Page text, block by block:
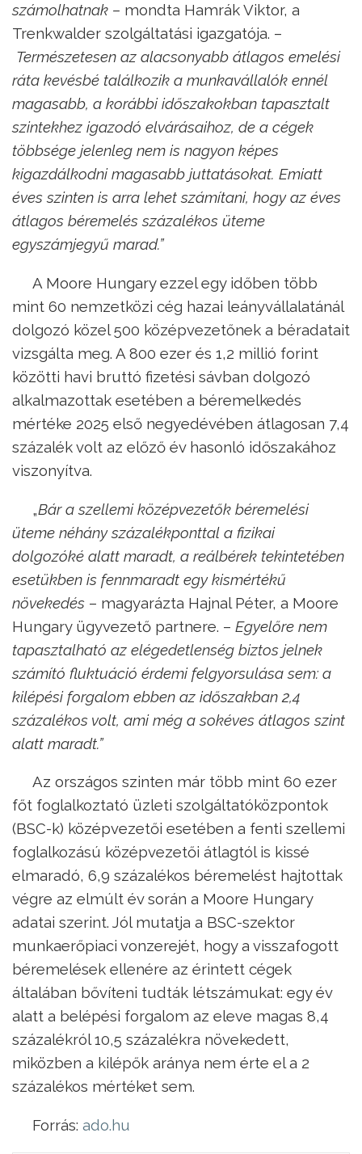
számolhatnak – mondta Hamrák Viktor, a
Trenkwalder szolgáltatási igazgatója. –
Természetesen az alacsonyabb átlagos emelési
ráta kevésbé találkozik a munkavállalók ennél
magasabb, a korábbi időszakokban tapasztalt
szintekhez igazodó elvárásaihoz, de a cégek
többsége jelenleg nem is nagyon képes
kigazdálkodni magasabb juttatásokat. Emiatt
éves szinten is arra lehet számítani, hogy az éves
átlagos béremelés százalékos üteme
egyszámjegyű marad.”
A Moore Hungary ezzel egy időben több
mint 60 nemzetközi cég hazai leányvállalatánál
dolgozó közel 500 középvezetőnek a béradatait
vizsgálta meg. A 800 ezer és 1,2 millió forint
közötti havi bruttó fizetési sávban dolgozó
alkalmazottak esetében a béremelkedés
mértéke 2025 első negyedévében átlagosan 7,4
százalék volt az előző év hasonló időszakához
viszonyítva.
„Bár a szellemi középvezetők béremelési
üteme néhány százalékponttal a fizikai
dolgozóké alatt maradt, a reálbérek tekintetében
esetükben is fennmaradt egy kismértékű
növekedés – magyarázta Hajnal Péter, a Moore
Hungary ügyvezető partnere. – Egyelőre nem
tapasztalható az elégedetlenség biztos jelnek
számító fluktuáció érdemi felgyorsulása sem: a
kilépési forgalom ebben az időszakban 2,4
százalékos volt, ami még a sokéves átlagos szint
alatt maradt.”
Az országos szinten már több mint 60 ezer
főt foglalkoztató üzleti szolgáltatóközpontok
(BSC-k) középvezetői esetében a fenti szellemi
foglalkozású középvezetői átlagtól is kissé
elmaradó, 6,9 százalékos béremelést hajtottak
végre az elmúlt év során a Moore Hungary
adatai szerint. Jól mutatja a BSC-szektor
munkaerőpiaci vonzerejét, hogy a visszafogott
béremelések ellenére az érintett cégek
általában bővíteni tudták létszámukat: egy év
alatt a belépési forgalom az eleve magas 8,4
százalékról 10,5 százalékra növekedett,
miközben a kilépők aránya nem érte el a 2
százalékos mértéket sem.
Forrás: ado.hu